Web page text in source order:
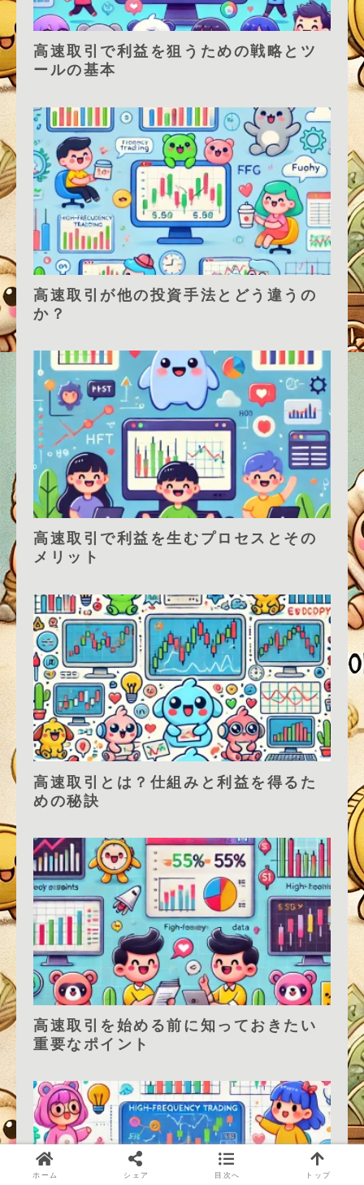
高速取引で利益を狙うための戦略とツ
ールの基本
高速取引が他の投資手法とどう違うの
か？
高速取引で利益を生むプロセスとその
メリット
高速取引とは？仕組みと利益を得るた
めの秘訣
高速取引を始める前に知っておきたい
重要なポイント
ホーム シェア 目次へ トップ